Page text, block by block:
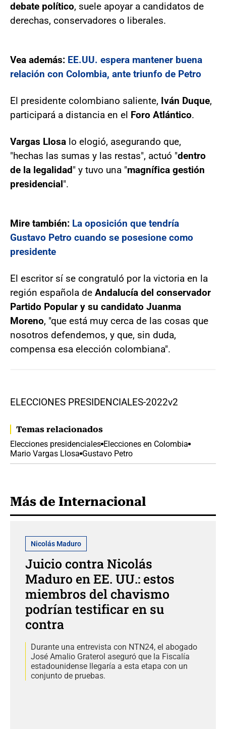
debate político, suele apoyar a candidatos de
derechas, conservadores o liberales.
Vea además: EE.UU. espera mantener buena
relación con Colombia, ante triunfo de Petro
El presidente colombiano saliente, Iván Duque,
participará a distancia en el Foro Atlántico.
Vargas Llosa lo elogió, asegurando que,
"hechas las sumas y las restas", actuó "dentro
de la legalidad" y tuvo una "magnífica gestión
presidencial".
Mire también: La oposición que tendría
Gustavo Petro cuando se posesione como
presidente
El escritor sí se congratuló por la victoria en la
región española de Andalucía del conservador
Partido Popular y su candidato Juanma
Moreno, "que está muy cerca de las cosas que
nosotros defendemos, y que, sin duda,
compensa esa elección colombiana".
ELECCIONES PRESIDENCIALES-2022v2
Temas relacionados
Elecciones presidenciales Elecciones en Colombia
Mario Vargas Llosa Gustavo Petro
Más de Internacional
Nicolás Maduro
Juicio contra Nicolás
Maduro en EE. UU.: estos
miembros del chavismo
podrían testificar en su
contra
Durante una entrevista con NTN24, el abogado
José Amalio Graterol aseguró que la Fiscalía
estadounidense llegaría a esta etapa con un
conjunto de pruebas.